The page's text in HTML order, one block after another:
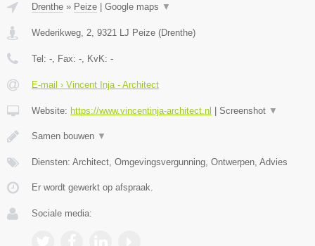
Drenthe » Peize Google maps ▼
Wederikweg, 2 9321 LJ Peize (Drenthe)
Tel: - , Fax: - , KvK: -
E-mail › Vincent Inja - Architect
Website: https://www.vincentinja-architect.nl Screenshot ▼
Samen bouwen ▼
Diensten: Architect, Omgevingsvergunning, Ontwerpen, Advies
Er wordt gewerkt op afspraak.
Sociale media: